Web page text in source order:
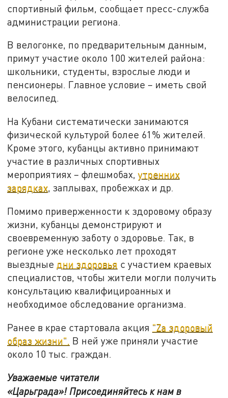
спортивный фильм, сообщает пресс-служба
администрации региона.
В велогонке, по предварительным данным,
примут участие около 100 жителей района:
школьники, студенты, взрослые люди и
пенсионеры. Главное условие – иметь свой
велосипед.
На Кубани систематически занимаются
физической культурой более 61% жителей.
Кроме этого, кубанцы активно принимают
участие в различных спортивных
мероприятиях – флешмобах,утренних
зарядках, заплывах, пробежках и др.
Помимо приверженности к здоровому образу
жизни, кубанцы демонстрируют и
своевременную заботу о здоровье. Так, в
регионе уже несколько лет проходят
выездные дни здоровья с участием краевых
специалистов, чтобы жители могли получить
консультацию квалифицироанных и
необходимое обследование организма.
Ранее в крае стартовала акция "Zа здоровый
образ жизни". В ней уже приняли участие
около 10 тыс. граждан.
Уважаемые читатели
«Царьграда»! Присоединяйтесь к нам в